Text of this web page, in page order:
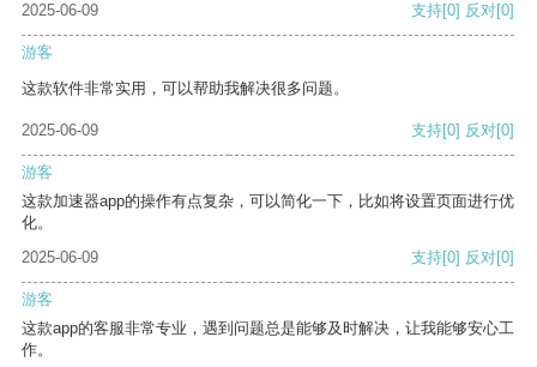
2025-06-09 支持[0] 反对[0]
游客
这款软件非常实用，可以帮助我解决很多问题。
2025-06-09 支持[0] 反对[0]
游客
这款加速器app的操作有点复杂，可以简化一下，比如将设置页面进行优
化。
2025-06-09
支持[0] 反对[0]
游客
这款app的客服非常专业，遇到问题总是能够及时解决，让我能够安心工
作。